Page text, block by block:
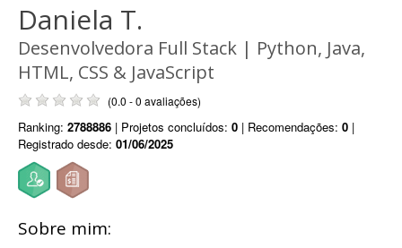
Daniela T.
Desenvolvedora Full Stack | Python, Java,
HTML, CSS & JavaScript
(0.0 - 0 avaliações)
Ranking: 2788886 | Projetos concluídos: 0 | Recomendações: 0 |
Registrado desde: 01/06/2025
Sobre mim: